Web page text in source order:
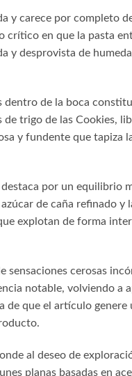
y carece por completo
crítico en que la pasta
desprovista de
de la boca
trigo de las Cookies,
y fundente que
por un
de caña refinado
explotan de forma
cerosas
notable, volviendo a
de que el artículo
al deseo de
planas basadas en